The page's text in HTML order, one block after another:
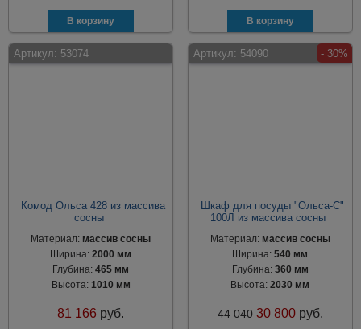
Артикул: 53074
Комод Ольса 428 из массива
сосны
Материал: массив сосны
Ширина:2000 мм
Глубина:465 мм
Высота: 1010 мм
81 166 руб.
Артикул: 54090 - 30%
Шкаф для посуды "Ольса-С"
100Л из массива сосны
Материал: массив сосны
Ширина:540 мм
Глубина: 360 мм
Высота:2030 мм
44 040 30 800 руб.